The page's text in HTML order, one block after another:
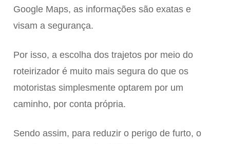
Google Maps, as informações são exatas e
visam a segurança.
Por isso, a escolha dos trajetos por meio do
roteirizador é muito mais segura do que os
motoristas simplesmente optarem por um
caminho, por conta própria.
Sendo assim, para reduzir o perigo de furto, o